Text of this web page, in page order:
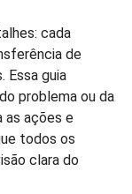
cada
de
Essa guia
problema ou da
ações e
todos os
clara do